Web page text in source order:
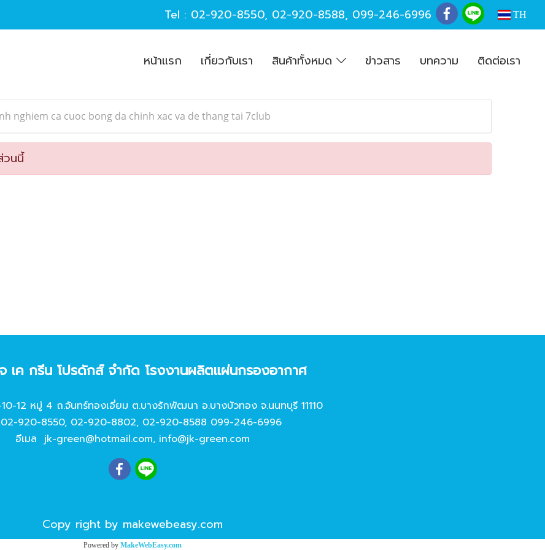
Tel : 02-920-8550, 02-920-8588, 099-246-6996 TH
หน้าแรก เกี่ยวกับเรา สินค้าทั้งหมด ข่าวสาร บทความ ติดต่อเรา
nghiem ca cuoc bong da chinh xac va de thang tai 7club
วนนี้
เค กรีน โปรดักส์ จํากัด โรงงานผลิตแผ่นกรองอากาศ
12 หมู่ 4 ถ.จันทร์ทองเอี่ยม ต.บางรักพัฒนา อ.บางบัวทอง จ.นนทบุรี 11110
02-920-8550, 02-920-8802, 02-920-8588 099-246-6996
อีเมล jk-green@hotmail.com, info@jk-green.com
Copy right by makewebeasy.com
Powered by MakeWebEasy.com